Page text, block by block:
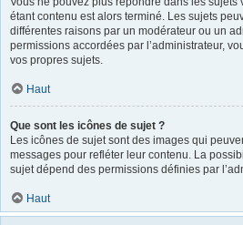
étant contenu est alors terminé. Les sujets
différentes raisons par un modérateur ou un
permissions accordées par l’administrateur,
vos propres sujets.
Haut
Que sont les icônes de sujet ?
Les icônes de sujet sont des images qui
messages pour refléter leur contenu. La
sujet dépend des permissions définies par
Haut